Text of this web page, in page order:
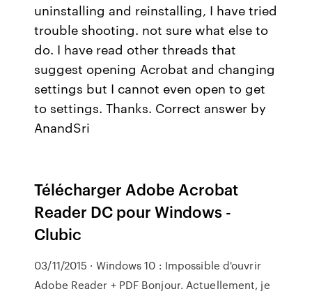
uninstalling and reinstalling, I have tried
trouble shooting. not sure what else to
do. I have read other threads that
suggest opening Acrobat and changing
settings but I cannot even open to get
to settings. Thanks. Correct answer by
AnandSri
Télécharger Adobe Acrobat
Reader DC pour Windows -
Clubic
03/11/2015 · Windows 10 : Impossible d'ouvrir
Adobe Reader + PDF Bonjour. Actuellement, je